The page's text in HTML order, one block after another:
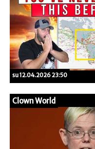
su 12.04.2026 23:50
Clown World